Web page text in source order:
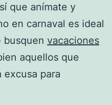
que anímate y
en carnaval es ideal
busquen vacaciones
aquellos que
excusa para